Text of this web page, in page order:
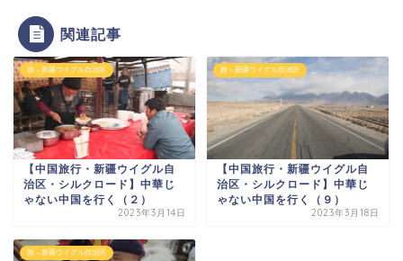
関連記事
旅 – 新疆ウイグル自治区
【中国旅行・新疆ウイグル自
治区・シルクロード】中華じ
ゃない中国を行く（２）
2023年3月14日
旅 – 新疆ウイグル自治区
【中国旅行・新疆ウイグル自
治区・シルクロード】中華じ
ゃない中国を行く（９）
2023年3月18日
旅 – 新疆ウイグル自治区